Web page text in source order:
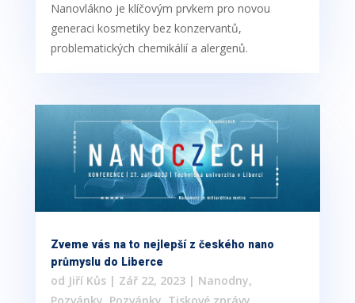
Nanovlákno je klíčovým prvkem pro novou
generaci kosmetiky bez konzervantů,
problematických chemikálií a alergenů.
Zveme vás na to nejlepší z českého nano
průmyslu do Liberce
od Jiří Kůs| Zář 22, 2023| Nanodny,